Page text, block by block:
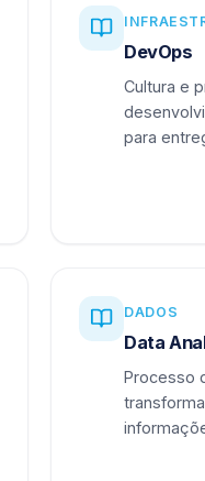
DevOps
Cultura e
para
DADOS
Data
Processo